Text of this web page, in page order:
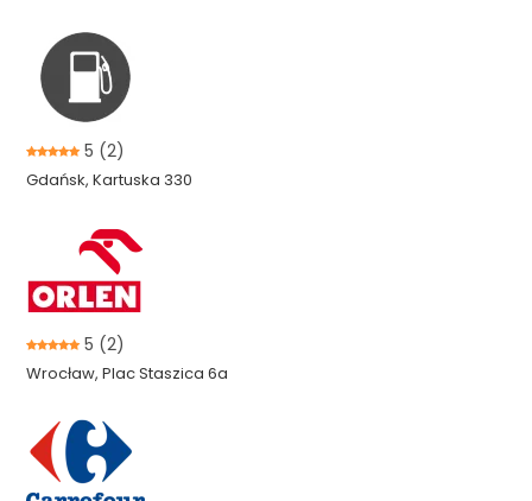
5 (2)
Gdańsk, Kartuska 330
5 (2)
Wrocław, Plac Staszica 6a